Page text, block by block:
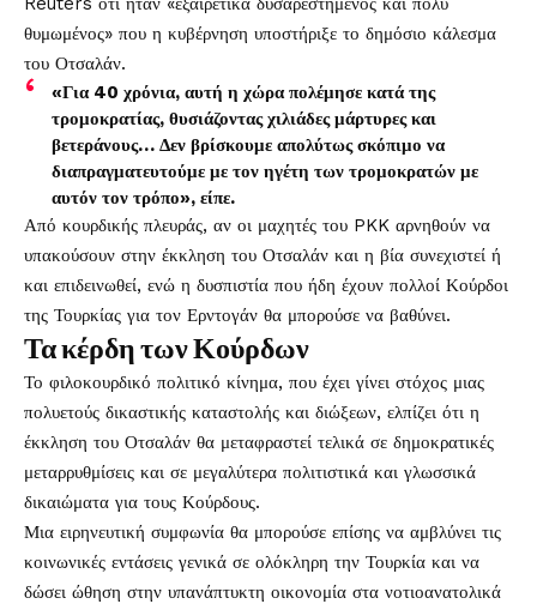
θυμωμένος» που η κυβέρνηση υποστήριξε το δημόσιο κάλεσμα
του Οτσαλάν.
«Για 40 χρόνια, αυτή η χώρα πολέμησε κατά της
τρομοκρατίας, θυσιάζοντας χιλιάδες μάρτυρες και
βετεράνους… Δεν βρίσκουμε απολύτως σκόπιμο να
διαπραγματευτούμε με τον ηγέτη των τρομοκρατών με
αυτόν τον τρόπο», είπε.
Από κουρδικής πλευράς, αν οι μαχητές του PKK αρνηθούν να
υπακούσουν στην έκκληση του Οτσαλάν και η βία συνεχιστεί ή
και επιδεινωθεί, ενώ η δυσπιστία που ήδη έχουν πολλοί Κούρδοι
της Τουρκίας για τον Ερντογάν θα μπορούσε να βαθύνει.
Τα κέρδη των Κούρδων
Το φιλοκουρδικό πολιτικό κίνημα, που έχει γίνει στόχος μιας
πολυετούς δικαστικής καταστολής και διώξεων, ελπίζει ότι η
έκκληση του Οτσαλάν θα μεταφραστεί τελικά σε δημοκρατικές
μεταρρυθμίσεις και σε μεγαλύτερα πολιτιστικά και γλωσσικά
δικαιώματα για τους Κούρδους.
Μια ειρηνευτική συμφωνία θα μπορούσε επίσης να αμβλύνει τις
κοινωνικές εντάσεις γενικά σε ολόκληρη την Τουρκία και να
δώσει ώθηση στην υπανάπτυκτη οικονομία στα νοτιοανατολικά